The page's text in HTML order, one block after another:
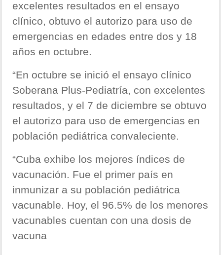
excelentes resultados en el ensayo
clínico, obtuvo el autorizo para uso de
emergencias en edades entre dos y 18
años en octubre.
“En octubre se inició el ensayo clínico
Soberana Plus-Pediatría, con excelentes
resultados, y el 7 de diciembre se obtuvo
el autorizo para uso de emergencias en
población pediátrica convaleciente.
“Cuba exhibe los mejores índices de
vacunación. Fue el primer país en
inmunizar a su población pediátrica
vacunable. Hoy, el 96.5% de los menores
vacunables cuentan con una dosis de
vacuna